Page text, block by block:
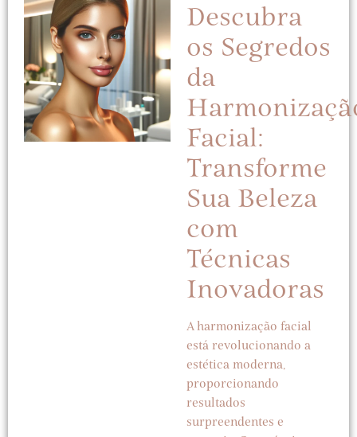
Descubra
os Segredos
da
Facial:
Transforme
Sua Beleza
com
Técnicas
Inovadoras
A harmonização facial
está revolucionando a
estética moderna,
proporcionando
resultados
surpreendentes e